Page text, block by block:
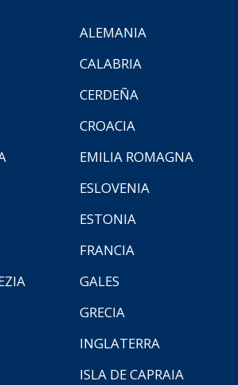
ALEMANIA
CALABRIA
CERDEÑA
CROACIA
EMILIA ROMAGNA
ESLOVENIA
ESTONIA
FRANCIA
GALES
GRECIA
INGLATERRA
ISLA DE CAPRAIA